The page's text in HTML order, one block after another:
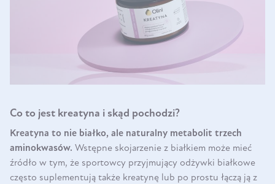
Co to jest kreatyna i skąd pochodzi?
Kreatyna to nie białko, ale naturalny metabolit trzech
aminokwasów. Wstępne skojarzenie z białkiem może mieć
źródło w tym, że sportowcy przyjmujący odżywki białkowe
często suplementują także kreatynę lub po prostu łączą ją z